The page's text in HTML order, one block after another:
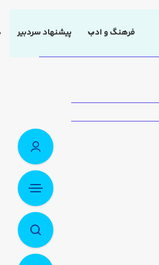
فرهنگ و ادب پیشنهاد سردبیر